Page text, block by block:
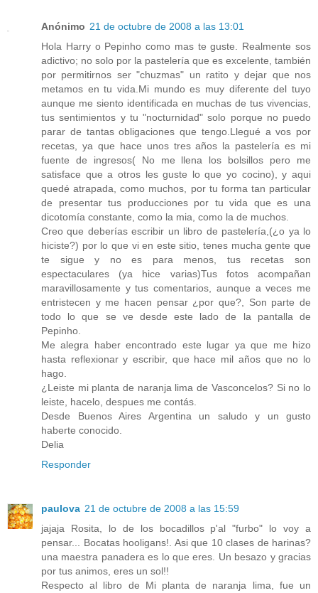
Anónimo 21 de octubre de 2008 a las 13:01
Hola Harry o Pepinho como mas te guste. Realmente sos
adictivo; no solo por la pastelería que es excelente, también
por permitirnos ser "chuzmas" un ratito y dejar que nos
metamos en tu vida.Mi mundo es muy diferente del tuyo
aunque me siento identificada en muchas de tus vivencias,
tus sentimientos y tu "nocturnidad" solo porque no puedo
parar de tantas obligaciones que tengo.Llegué a vos por
recetas, ya que hace unos tres años la pastelería es mi
fuente de ingresos( No me llena los bolsillos pero me
satisface que a otros les guste lo que yo cocino), y aqui
quedé atrapada, como muchos, por tu forma tan particular
de presentar tus producciones por tu vida que es una
dicotomía constante, como la mia, como la de muchos.
Creo que deberías escribir un libro de pastelería,(¿o ya lo
hiciste?) por lo que vi en este sitio, tenes mucha gente que
te sigue y no es para menos, tus recetas son
espectaculares (ya hice varias)Tus fotos acompañan
maravillosamente y tus comentarios, aunque a veces me
entristecen y me hacen pensar ¿por que?, Son parte de
todo lo que se ve desde este lado de la pantalla de
Pepinho.
Me alegra haber encontrado este lugar ya que me hizo
hasta reflexionar y escribir, que hace mil años que no lo
hago.
¿Leiste mi planta de naranja lima de Vasconcelos? Si no lo
leiste, hacelo, despues me contás.
Desde Buenos Aires Argentina un saludo y un gusto
haberte conocido.
Delia
Responder
paulova 21 de octubre de 2008 a las 15:59
jajaja Rosita, lo de los bocadillos p'al "furbo" lo voy a
pensar... Bocatas hooligans!. Asi que 10 clases de harinas?
una maestra panadera es lo que eres. Un besazo y gracias
por tus animos, eres un sol!!
Respecto al libro de Mi planta de naranja lima, fue un